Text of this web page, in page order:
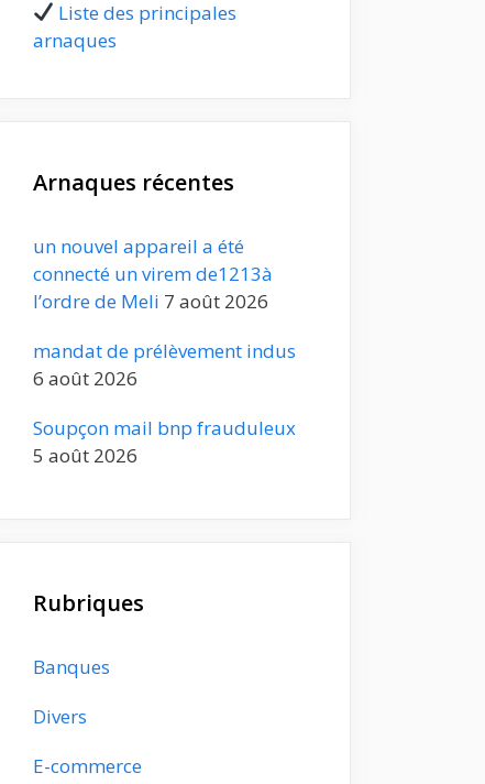
Liste des principales
arnaques
Arnaques récentes
un nouvel appareil a été
connecté un virem de1213à
l’ordre de Meli 7 août 2026
mandat de prélèvement indus
6 août 2026
Soupçon mail bnp frauduleux
5 août 2026
Rubriques
Banques
Divers
E-commerce